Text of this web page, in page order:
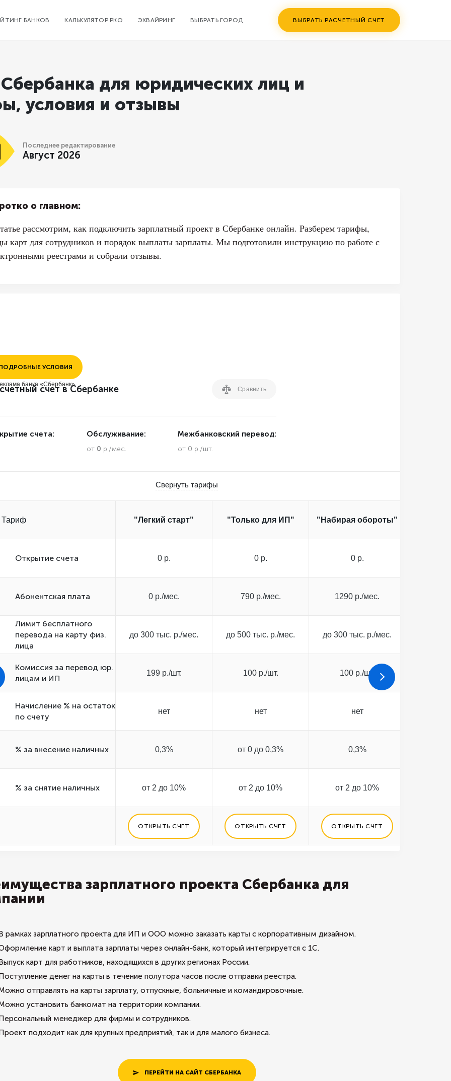
БАНКОВ КАЛЬКУЛЯТОР РКО ЭКВАЙРИНГ ВЫБРАТЬ ГОРОД ВЫБРАТЬ РАСЧЕТНЫЙ СЧЕТ
для юридических лиц и
условия и отзывы
Последнее редактирование
Август 2026
о главном:
рассмотрим, как подключить зарплатный проект в Сбербанке онлайн. Разберем тарифы,
карт для сотрудников и порядок выплаты зарплаты. Мы подготовили инструкцию по работе с
реестрами и собрали отзывы.
УСЛОВИЯ
банка «Сбербанк»
счет в Сбербанке Сравнить
счета: Обслуживание:
от 0 р./мес.
Межбанковский перевод:
от 0 р./шт.
Свернуть тарифы
Тариф "Легкий старт" "Только для ИП" "Набирая обороты"
Открытиe счета 0 р. 0 р. 0 р.
Абонентская плата 0 р./мес. 790 р./мес. 1290 р./мес.
Лимит бесплатного
перевода на карту физ.
лица
до 300 тыс. р./мес. до 500 тыс. р./мес. до 300 тыс. р./мес.
Комиссия за перевод юр.
лицам и ИП
199 р./шт. 100 р./шт. 100 р./шт.
Начисление % на остаток
по счету
нет нет нет
% за внесение наличных 0,3% от 0 до 0,3% 0,3%
% за снятие наличных от 2 до 10% от 2 до 10% от 2 до 10%
ОТКРЫТЬ СЧЕТ ОТКРЫТЬ СЧЕТ ОТКРЫТЬ СЧЕТ
зарплатного проекта Сбербанка для
рамках зарплатного проекта для ИП и ООО можно заказать карты с корпоративным дизайном.
карт и выплата зарплаты через онлайн-банк, который интегрируется с 1С.
карт для работников, находящихся в других регионах России.
денег на карты в течение полутора часов после отправки реестра.
отправлять на карты зарплату, отпускные, больничные и командировочные.
установить банкомат на территории компании.
менеджер для фирмы и сотрудников.
подходит как для крупных предприятий, так и для малого бизнеса.
ПЕРЕЙТИ НА САЙТ СБЕРБАНКА